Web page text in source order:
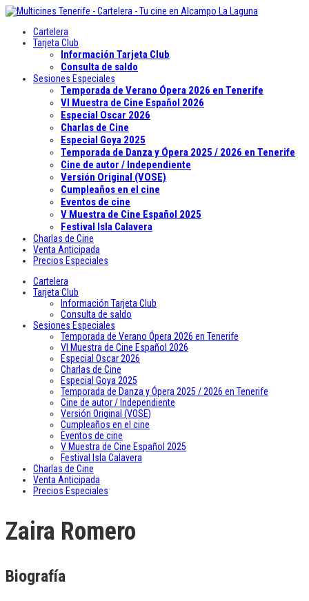
Cartelera
Tarjeta Club
Información Tarjeta Club
Consulta de saldo
Sesiones Especiales
Temporada de Verano Ópera 2026 en Tenerife
VI Muestra de Cine Español 2026
Especial Oscar 2026
Charlas de Cine
Especial Goya 2025
Temporada de Danza y Ópera 2025 / 2026 en Tenerife
Cine de autor / Independiente
Versión Original (VOSE)
Cumpleaños en el cine
Eventos de cine
V Muestra de Cine Español 2025
Festival Isla Calavera
Charlas de Cine
Venta Anticipada
Precios Especiales
Cartelera
Tarjeta Club
Información Tarjeta Club
Consulta de saldo
Sesiones Especiales
Temporada de Verano Ópera 2026 en Tenerife
VI Muestra de Cine Español 2026
Especial Oscar 2026
Charlas de Cine
Especial Goya 2025
Temporada de Danza y Ópera 2025 / 2026 en Tenerife
Cine de autor / Independiente
Versión Original (VOSE)
Cumpleaños en el cine
Eventos de cine
V Muestra de Cine Español 2025
Festival Isla Calavera
Charlas de Cine
Venta Anticipada
Precios Especiales
Zaira Romero
Biografía